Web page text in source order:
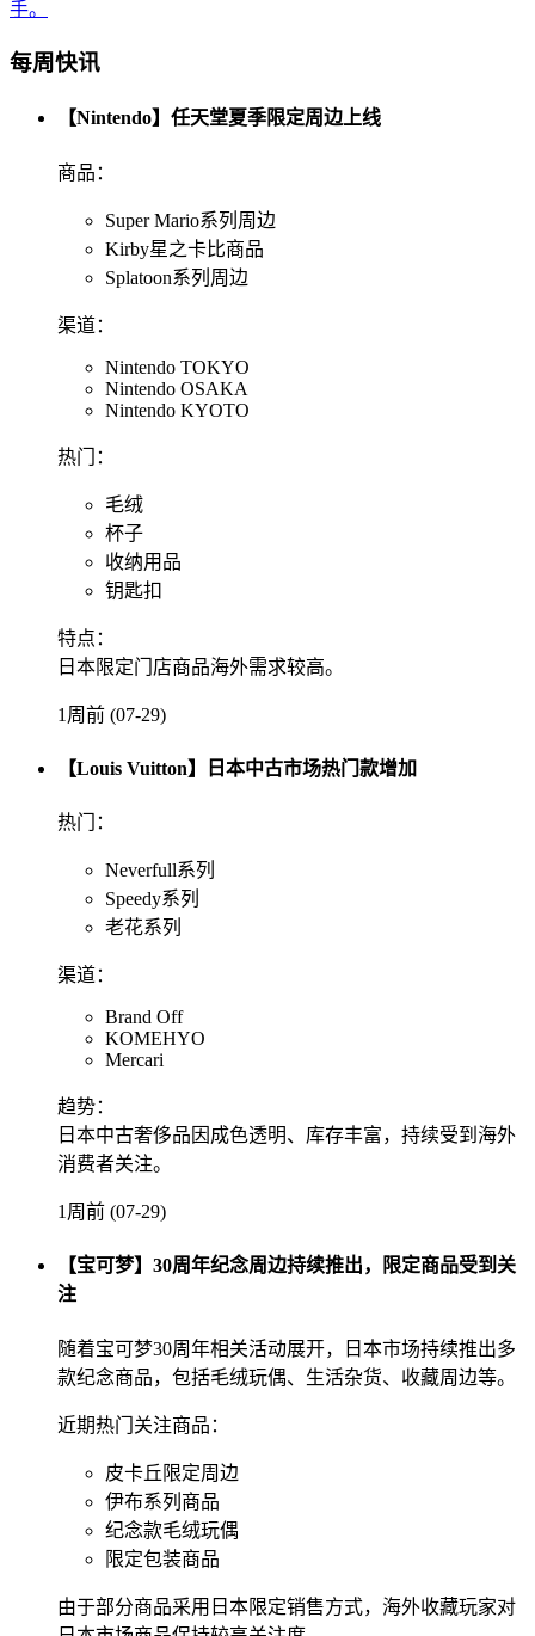
手。
每周快讯
【Nintendo】任天堂夏季限定周边上线
商品：
Super Mario系列周边
Kirby星之卡比商品
Splatoon系列周边
渠道：
Nintendo TOKYO
Nintendo OSAKA
Nintendo KYOTO
热门：
毛绒
杯子
收纳用品
钥匙扣
特点：
日本限定门店商品海外需求较高。
1周前 (07-29)
【Louis Vuitton】日本中古市场热门款增加
热门：
Neverfull系列
Speedy系列
老花系列
渠道：
Brand Off
KOMEHYO
Mercari
趋势：
日本中古奢侈品因成色透明、库存丰富，持续受到海外
消费者关注。
1周前 (07-29)
【宝可梦】30周年纪念周边持续推出，限定商品受到关
注
随着宝可梦30周年相关活动展开，日本市场持续推出多
款纪念商品，包括毛绒玩偶、生活杂货、收藏周边等。
近期热门关注商品：
皮卡丘限定周边
伊布系列商品
纪念款毛绒玩偶
限定包装商品
由于部分商品采用日本限定销售方式，海外收藏玩家对